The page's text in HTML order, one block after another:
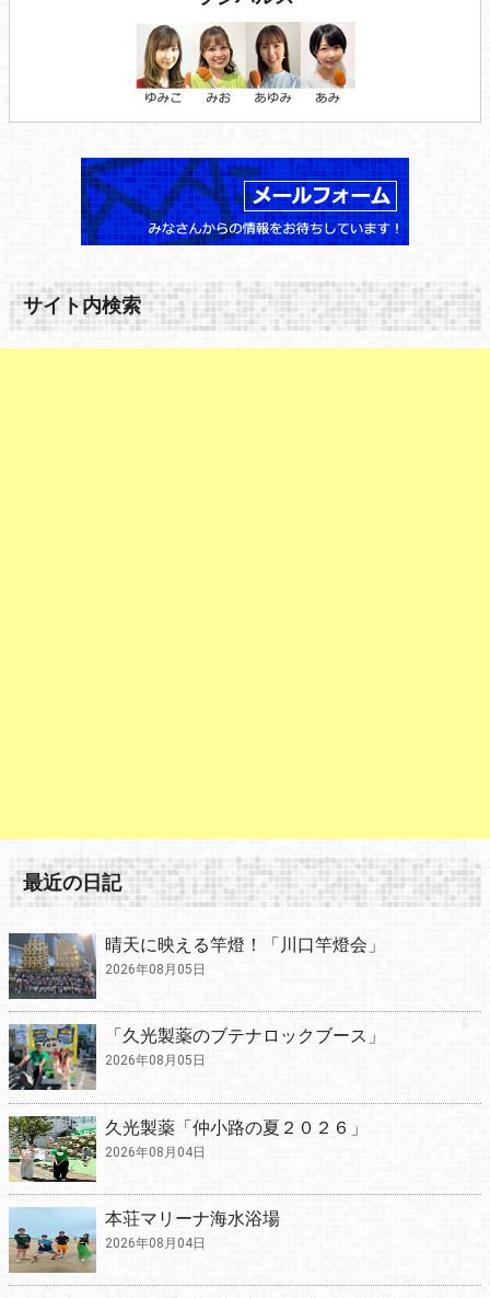
サイト内検索
最近の日記
晴天に映える竿燈！「川口竿燈会」
2026年08月05日
「久光製薬のブテナロックブース」
2026年08月05日
久光製薬「仲小路の夏２０２６」
2026年08月04日
本荘マリーナ海水浴場
2026年08月04日